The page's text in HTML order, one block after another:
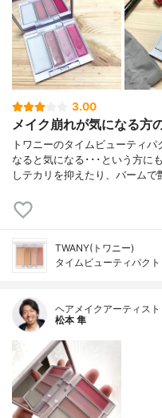
3.00
メイク崩れが気になる方
トワニーのタイムビューティ
なると気になる･･･という方に
しテカリを抑えたり、バームで
TWANY(トワニー)
タイムビューティパクト
ヘアメイクアーティス
松本 隼